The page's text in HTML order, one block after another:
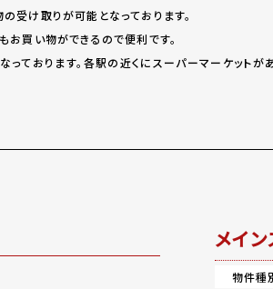
受け取りが可能となっております。
買い物ができるので便利です。
ております。各駅の近くにスーパーマーケット
メイ
物件種